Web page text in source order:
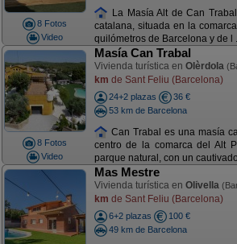
8 Fotos
Video
La Masía Alt de Can
catalana, situada en la
quilómetros de Barcelona y de l
8 Fotos
Video
Masía Can Trabal
Vivienda turística en Olèrdola
km de Sant Feliu (Barcelona)
24+2 plazas
36 €
53 km de Barcelona
Can Trabal es una masía
centro de la comarca del Alt
parque natural, con un
Mas Mestre
Vivienda turística en Olivella
km de Sant Feliu (Barcelona)
6+2 plazas
100 €
49 km de Barcelona